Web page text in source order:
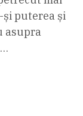
puterea și
asupra